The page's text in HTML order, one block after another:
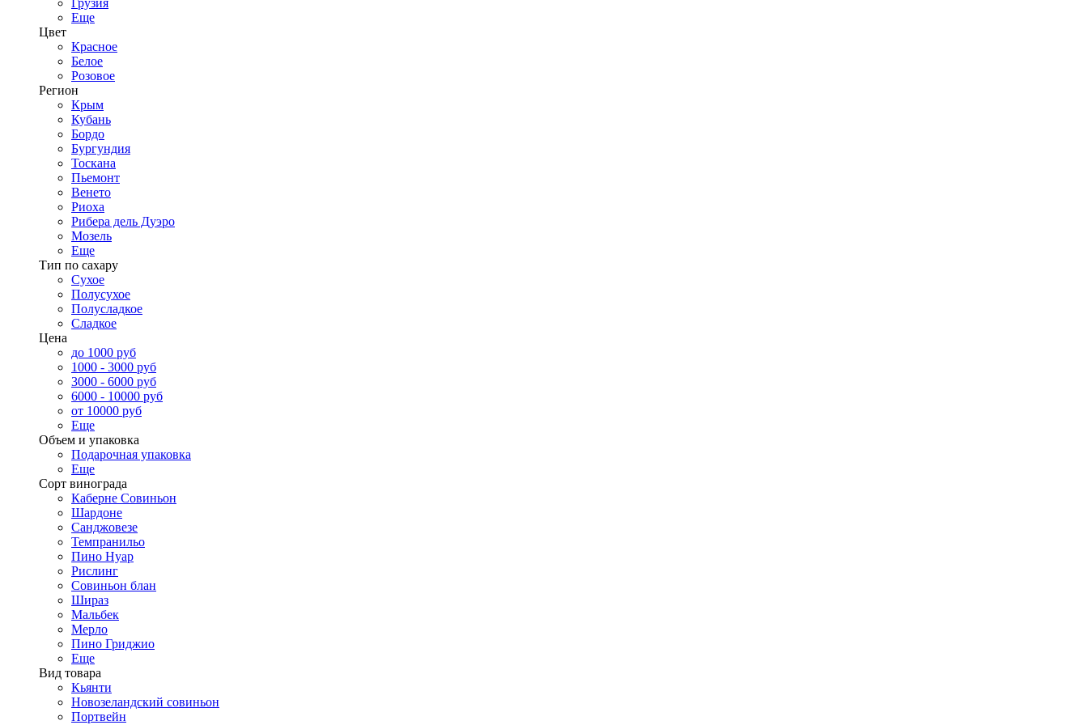
Грузия
Еще
Цвет
Красное
Белое
Розовое
Регион
Крым
Кубань
Бордо
Бургундия
Тоскана
Пьемонт
Венето
Риоха
Рибера дель Дуэро
Мозель
Еще
Тип по сахару
Сухое
Полусухое
Полусладкое
Сладкое
Цена
до 1000 руб
1000 - 3000 руб
3000 - 6000 руб
6000 - 10000 руб
от 10000 руб
Еще
Объем и упаковка
Подарочная упаковка
Еще
Сорт винограда
Каберне Совиньон
Шардоне
Санджовезе
Темпранильо
Пино Нуар
Рислинг
Совиньон блан
Шираз
Мальбек
Мерло
Пино Гриджио
Еще
Вид товара
Кьянти
Новозеландский совиньон
Портвейн